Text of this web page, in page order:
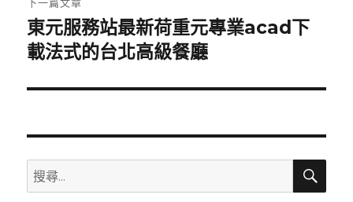
下
一
文
東元服務站最新荷重元專業acad下
載法式的台北高級餐廳
搜
尋
搜